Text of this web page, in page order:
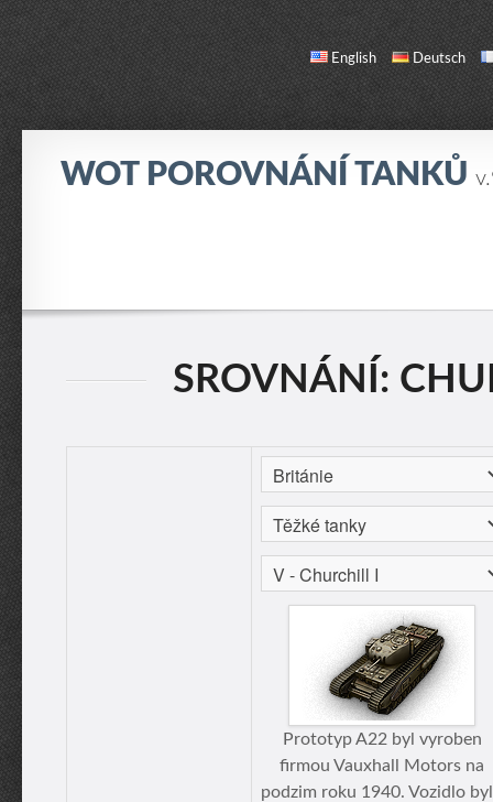
English Deutsch
WOT POROVNÁNÍ TANKŮ
SROVNÁNÍ:
Prototyp A22 byl vyroben
firmou Vauxhall Motors na
podzim roku 1940. Vozidlo